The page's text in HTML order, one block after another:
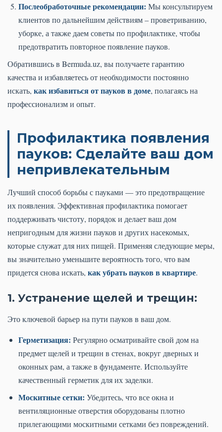
Послеобработочные рекомендации: Мы консультируем
клиентов по дальнейшим действиям – проветриванию,
уборке, а также даем советы по профилактике, чтобы
предотвратить повторное появление пауков.
Обратившись в Bermuda.uz, вы получаете гарантию
качества и избавляетесь от необходимости постоянно
искать, как избавиться от пауков в доме, полагаясь на
профессионализм и опыт.
Профилактика появления
пауков: Сделайте ваш дом
непривлекательным
Лучший способ борьбы с пауками — это предотвращение
их появления. Эффективная профилактика помогает
поддерживать чистоту, порядок и делает ваш дом
непригодным для жизни пауков и других насекомых,
которые служат для них пищей. Применяя следующие меры,
вы значительно уменьшите вероятность того, что вам
придется снова искать, как убрать пауков в квартире.
1. Устранение щелей и трещин:
Это ключевой барьер на пути пауков в ваш дом.
Герметизация: Регулярно осматривайте свой дом на
предмет щелей и трещин в стенах, вокруг дверных и
оконных рам, а также в фундаменте. Используйте
качественный герметик для их заделки.
Москитные сетки: Убедитесь, что все окна и
вентиляционные отверстия оборудованы плотно
прилегающими москитными сетками без повреждений.